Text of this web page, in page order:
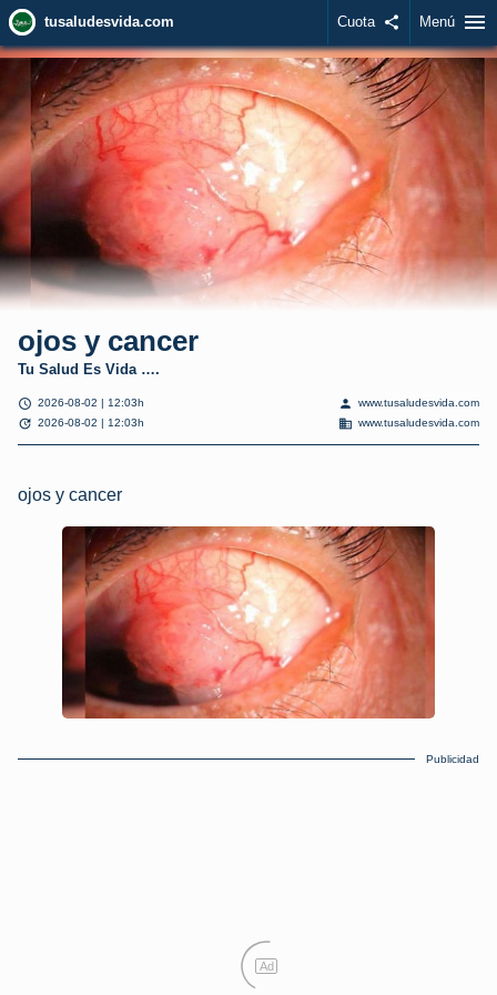
tusaludesvida.com Cuota share Menú menu
ojos y cancer
Tu Salud Es Vida ….
schedule 2026-08-02 | 12:03h
update 2026-08-02 | 12:03h
person www.tusaludesvida.com
domain www.tusaludesvida.com
ojos y cancer
Publicidad
Ad